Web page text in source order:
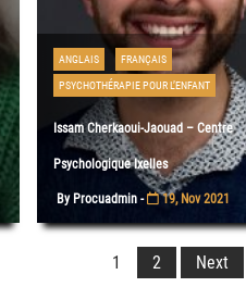
ANGLAIS FRANÇAIS
PSYCHOTHÉRAPIE POUR L’ENFANT
Issam Cherkaoui-Jaouad – Centre
Psychologique Ixelles
By Procuadmin - 19, Nov 2021
1 2 Next